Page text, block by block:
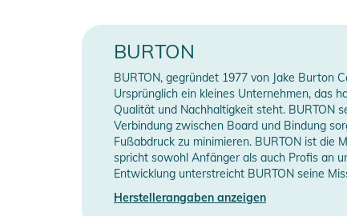
BURTON
BURTON, gegründet 1977 von Jake Burton
Ursprünglich ein kleines Unternehmen, das
Qualität und Nachhaltigkeit steht. BURTON
Verbindung zwischen Board und Bindung
Fußabdruck zu minimieren. BURTON ist die
spricht sowohl Anfänger als auch Profis an
Entwicklung unterstreicht BURTON seine
Herstellerangaben anzeigen